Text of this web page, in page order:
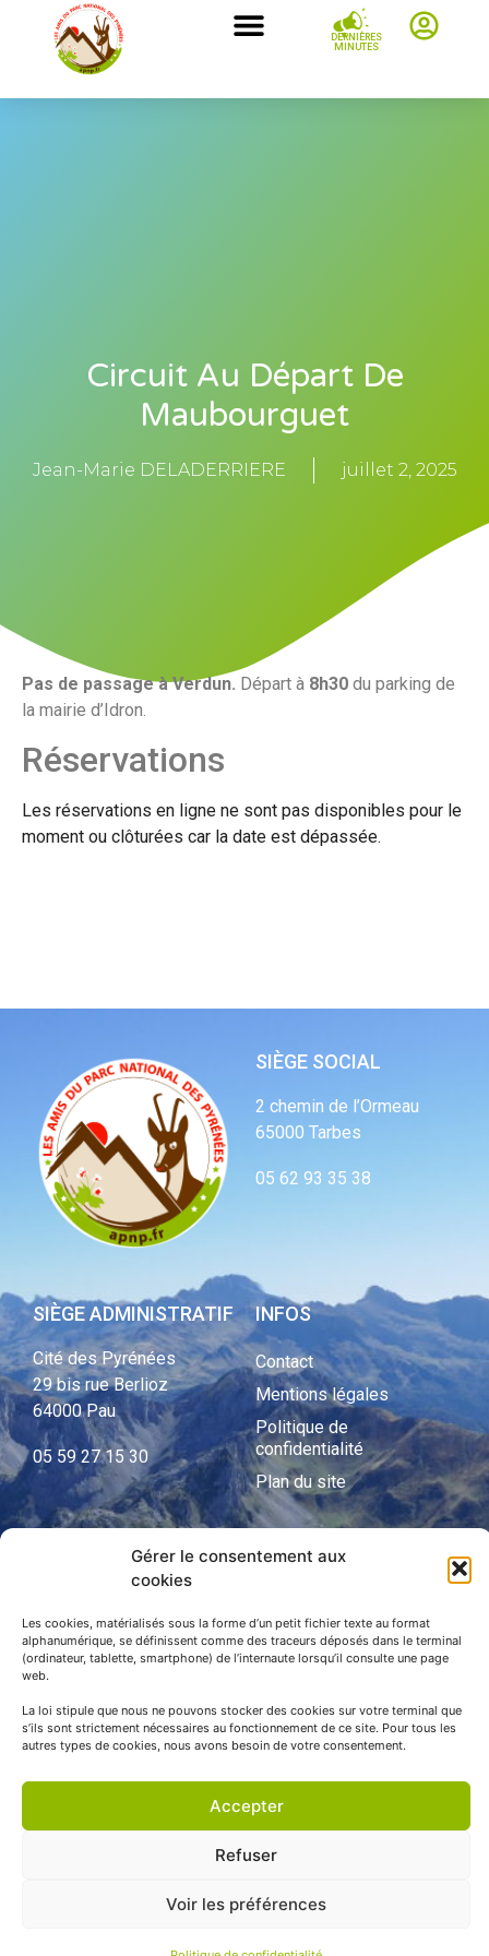
Gérer le consentement aux
cookies
Les cookies, matérialisés sous la forme d’un petit fichier texte au format
alphanumérique, se définissent comme des traceurs déposés dans le terminal
(ordinateur, tablette, smartphone) de l’internaute lorsqu’il consulte une page
web.
La loi stipule que nous ne pouvons stocker des cookies sur votre terminal que
s’ils sont strictement nécessaires au fonctionnement de ce site. Pour tous les
autres types de cookies, nous avons besoin de votre consentement.
Accepter
Refuser
Voir les préférences
DERNIÈRES
MINUTES
Circuit Au Départ De
Maubourguet
Jean-Marie DELADERRIERE juillet 2, 2025
Pas de passage à Verdun. Départ à 8h30 du parking de
la mairie d’Idron.
Réservations
Les réservations en ligne ne sont pas disponibles pour le
moment ou clôturées car la date est dépassée.
SIÈGE SOCIAL
2 chemin de l’Ormeau
65000 Tarbes
05 62 93 35 38
SIÈGE ADMINISTRATIF
Cité des Pyrénées
29 bis rue Berlioz
64000 Pau
05 59 27 15 30
INFOS
Contact
Mentions légales
Politique de
confidentialité
Plan du site
Parc national des Pyrénées
© APNP Copyright Tous droits réservés © 1970 - 2023 | Une
réalisation Happiness -Agence de communication